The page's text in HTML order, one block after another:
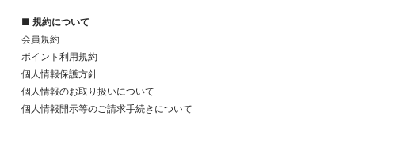
■ 規約について
会員規約
ポイント利用規約
個人情報保護方針
個人情報のお取り扱いについて
個人情報開示等のご請求手続きについて